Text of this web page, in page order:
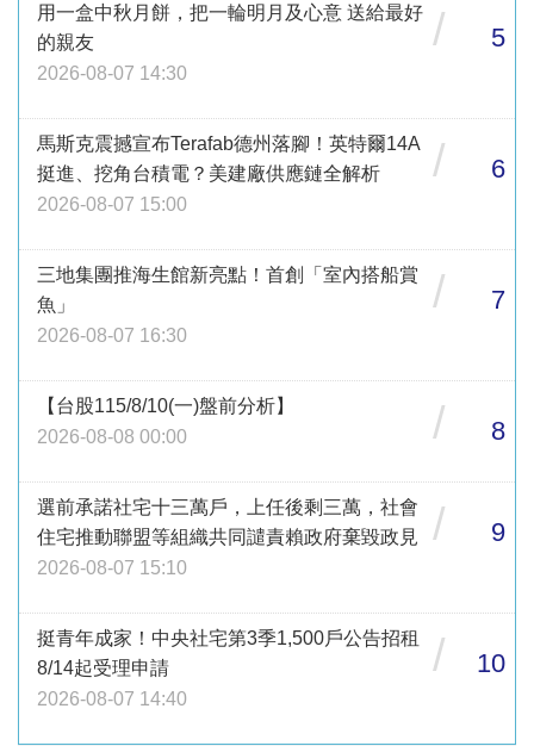
用一盒中秋月餅，把一輪明月及心意 送給最好
的親友
2026-08-07 14:30
/ 5
馬斯克震撼宣布Terafab德州落腳！英特爾14A
挺進、挖角台積電？美建廠供應鏈全解析
2026-08-07 15:00
/ 6
三地集團推海生館新亮點！首創「室內搭船賞
魚」
2026-08-07 16:30
/ 7
【台股115/8/10(一)盤前分析】
2026-08-08 00:00
/ 8
選前承諾社宅十三萬戶，上任後剩三萬，社會
住宅推動聯盟等組織共同譴責賴政府棄毀政見
2026-08-07 15:10
/ 9
挺青年成家！中央社宅第3季1,500戶公告招租
8/14起受理申請
2026-08-07 14:40
/ 10